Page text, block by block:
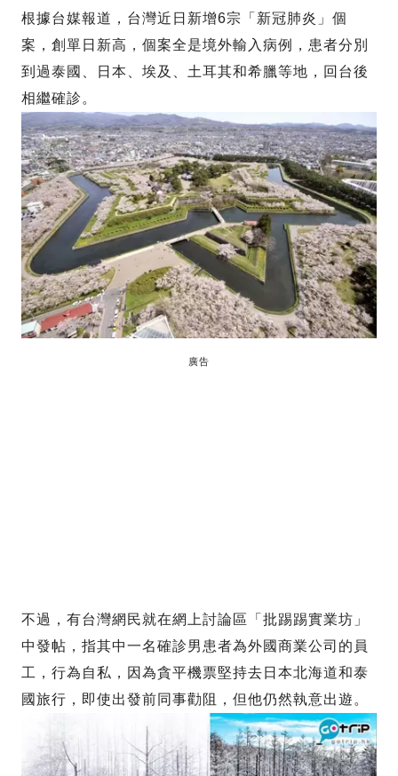
根據台媒報道，台灣近日新增6宗「新冠肺炎」個
案，創單日新高，個案全是境外輸入病例，患者分別
到過泰國、日本、埃及、土耳其和希臘等地，回台後
相繼確診。
廣告
不過，有台灣網民就在網上討論區「批踢踢實業坊」
中發帖，指其中一名確診男患者為外國商業公司的員
工，行為自私，因為貪平機票堅持去日本北海道和泰
國旅行，即使出發前同事勸阻，但他仍然執意出遊。